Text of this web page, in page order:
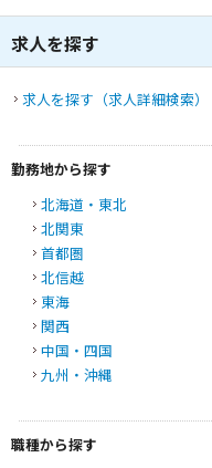
求人を探す
求人を探す（求人詳細検索）
勤務地から探す
北海道・東北
北関東
首都圏
北信越
東海
関西
中国・四国
九州・沖縄
職種から探す